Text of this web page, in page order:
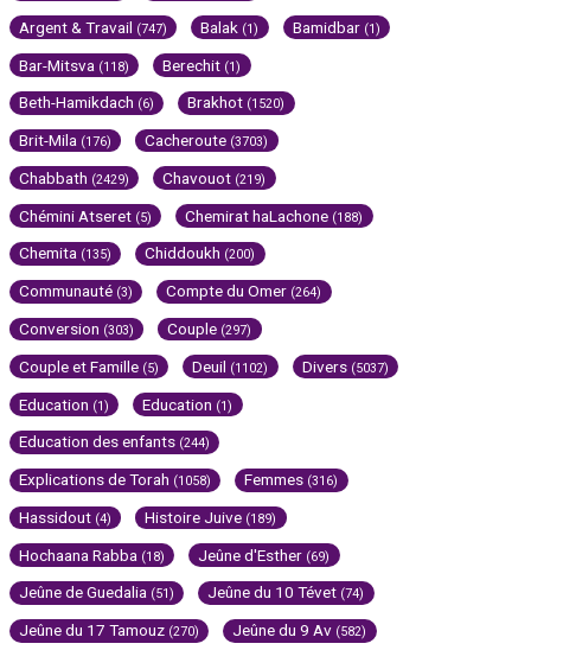
Argent & Travail (747) Balak (1) Bamidbar (1)
Bar-Mitsva (118) Berechit (1)
Beth-Hamikdach (6) Brakhot (1520)
Brit-Mila (176) Cacheroute (3703)
Chabbath (2429) Chavouot (219)
Chémini Atseret (5) Chemirat haLachone (188)
Chemita (135) Chiddoukh (200)
Communauté (3) Compte du Omer (264)
Conversion (303) Couple (297)
Couple et Famille (5) Deuil (1102) Divers (5037)
Education (1) Education (1)
Education des enfants (244)
Explications de Torah (1058) Femmes (316)
Hassidout (4) Histoire Juive (189)
Hochaana Rabba (18) Jeûne d'Esther (69)
Jeûne de Guedalia (51) Jeûne du 10 Tévet (74)
Jeûne du 17 Tamouz (270) Jeûne du 9 Av (582)